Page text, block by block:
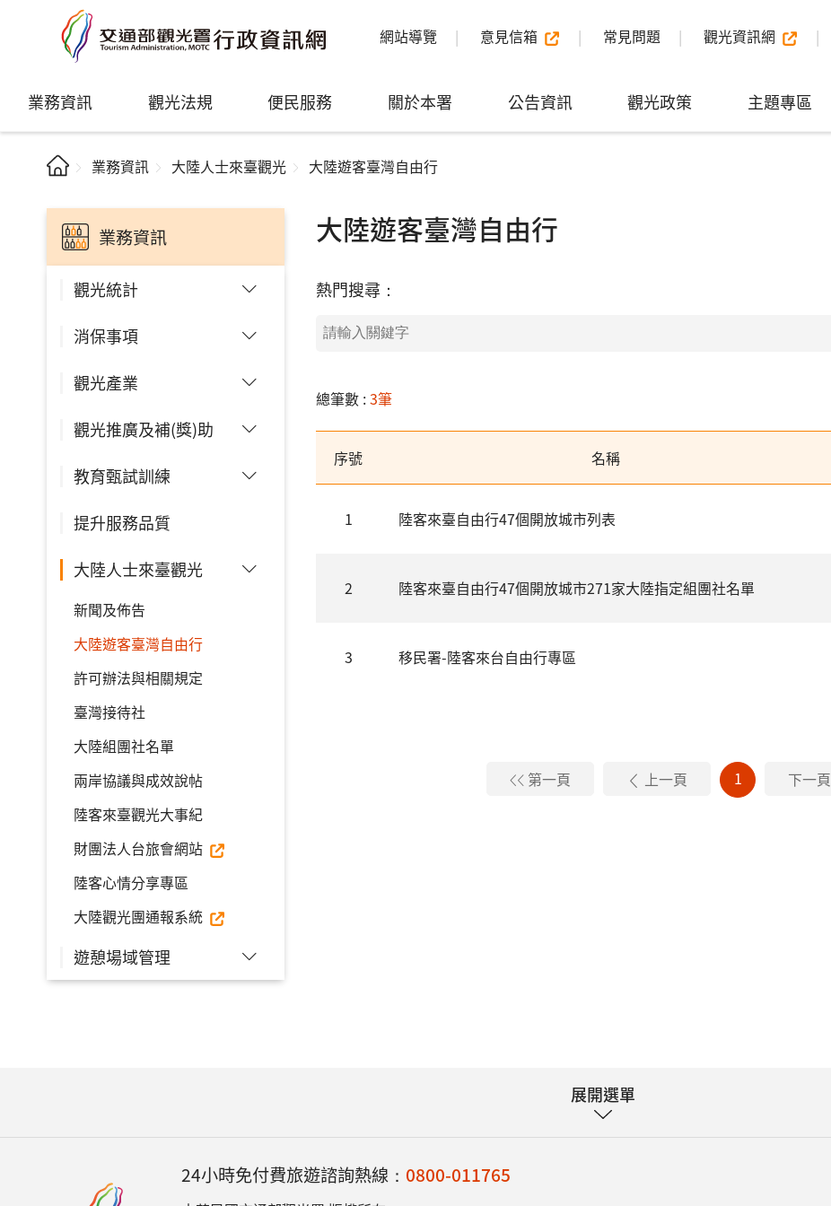
網站導覽 意見信箱 常見問題 觀光資訊網
業務資訊 觀光法規 便民服務 關於本署 公告資訊 觀光政策 主題專區
業務資訊 大陸人士來臺觀光 大陸遊客臺灣自由行
業務資訊
觀光統計
消保事項
觀光產業
觀光推廣及補(獎)助
教育甄試訓練
提升服務品質
大陸人士來臺觀光
新聞及佈告
大陸遊客臺灣自由行
許可辦法與相關規定
臺灣接待社
大陸組團社名單
兩岸協議與成效說帖
陸客來臺觀光大事紀
財團法人台旅會網站
陸客心情分享專區
大陸觀光團通報系統
遊憩場域管理
大陸遊客臺灣自由行
熱門搜尋：
總筆數 :3筆
序號 名稱
1 陸客來臺自由行47個開放城市列表
2 陸客來臺自由行47個開放城市271家大陸指定組團社名單
3 移民署-陸客來台自由行專區
第一頁 上一頁 1 下一頁
展開選單
24小時免付費旅遊諮詢熱線： 0800-011765